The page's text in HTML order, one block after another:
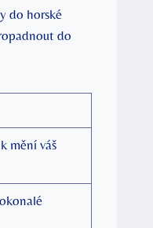
do horské
do
mění váš